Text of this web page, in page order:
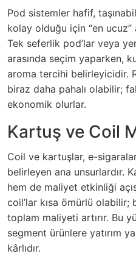
Pod sistemler hafif,
kolay olduğu için “en ucuz”
Tek seferlik pod’lar veya
arasında seçim yaparken,
aroma tercihi belirleyicidir.
biraz daha pahalı olabilir;
ekonomik olurlar.
Kartuş ve Coil
Coil ve kartuşlar, e-
belirleyen ana unsurlardır.
hem de maliyet etkinliği
coil’lar kısa ömürlü
toplam maliyeti artırır. Bu
segment ürünlere yatırım
kârlıdır.